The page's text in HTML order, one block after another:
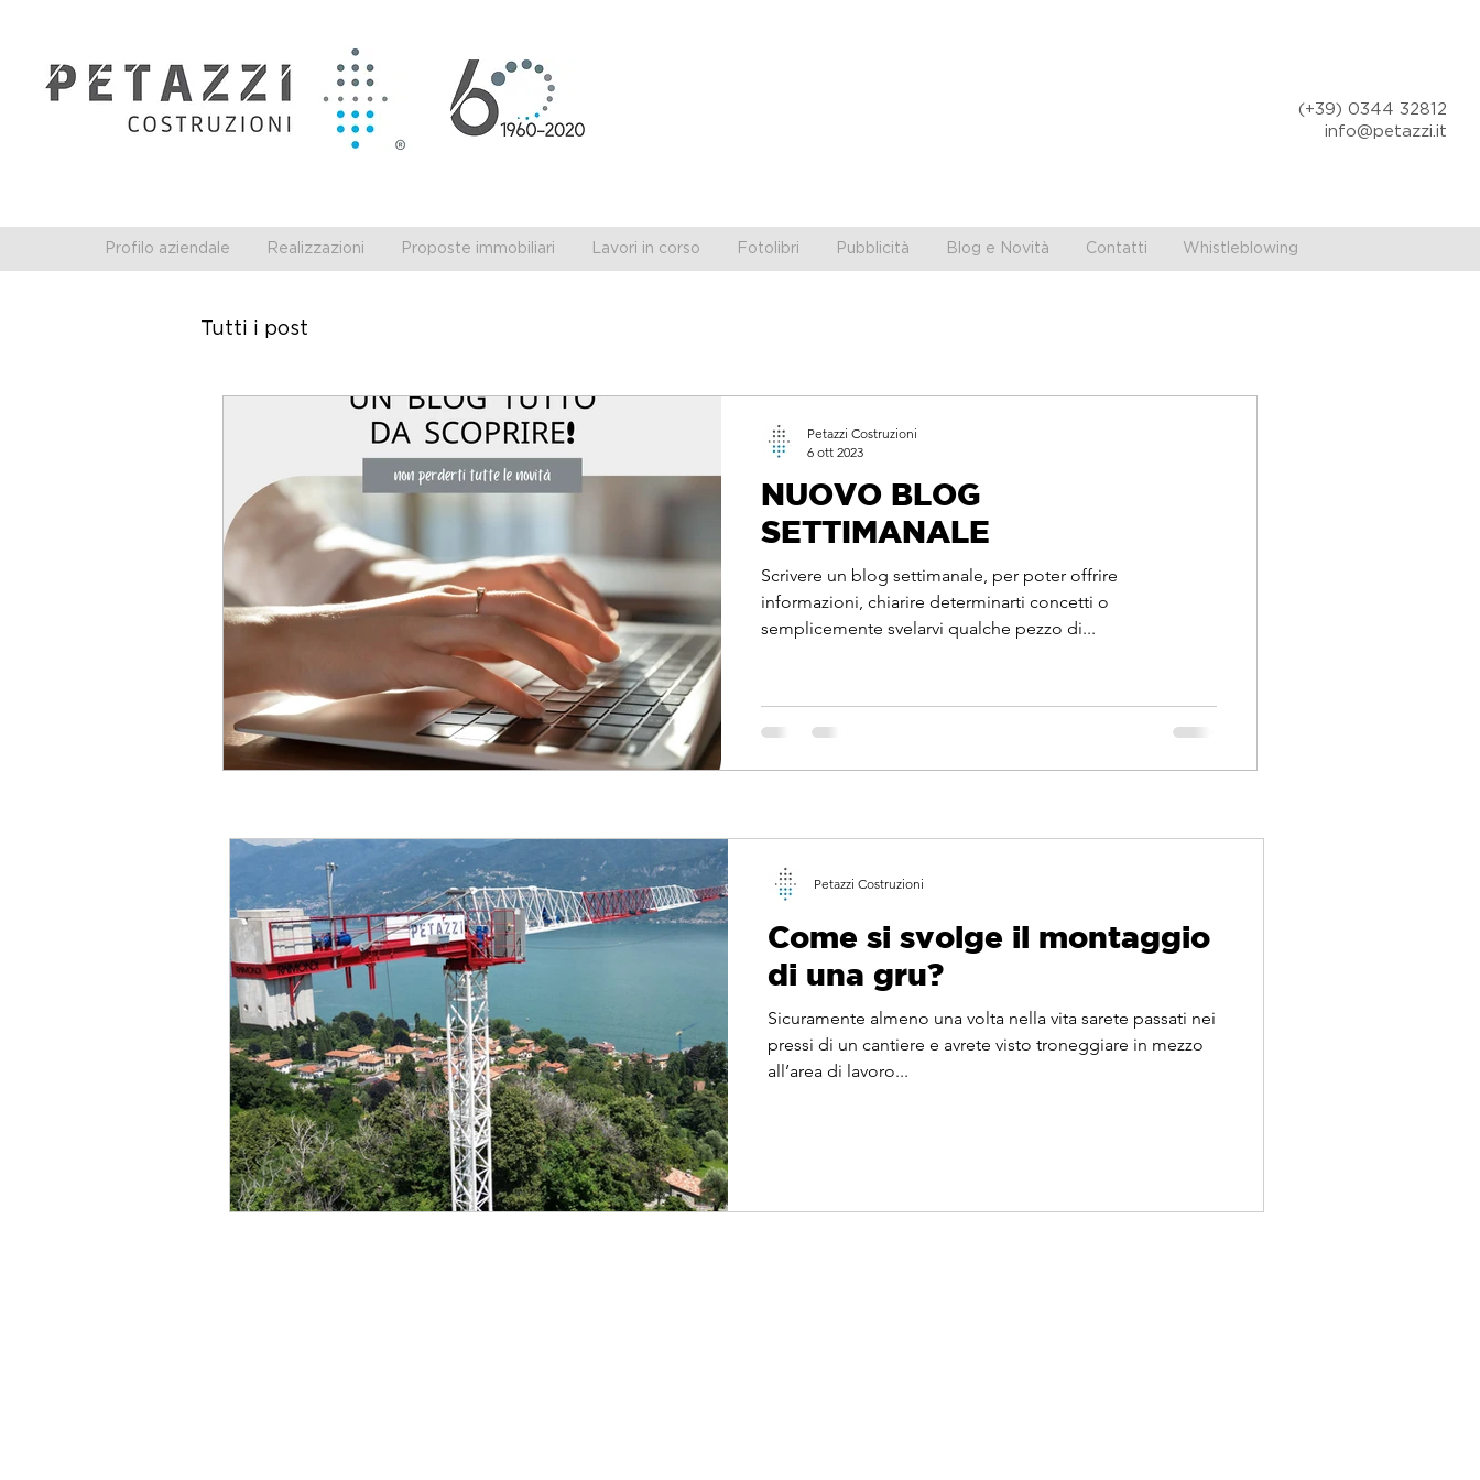
(+39) 0344 32812
info@petazzi.it
Profilo aziendale Realizzazioni Proposte immobiliari Lavori in corso Fotolibri Pubblicità Blog e Novità Contatti Whistleblowing
Tutti i post
NUOVO BLOG
SETTIMANALE
Scrivere un blog settimanale, per poter offrire
informazioni, chiarire determinarti concetti o
semplicemente svelarvi qualche pezzo di...
Petazzi Costruzioni
6 ott 2023
Come si svolge il montaggio
di una gru?
Sicuramente almeno una volta nella vita sarete passati nei
pressi di un cantiere e avrete visto troneggiare in mezzo
all’area di lavoro...
Petazzi Costruzioni